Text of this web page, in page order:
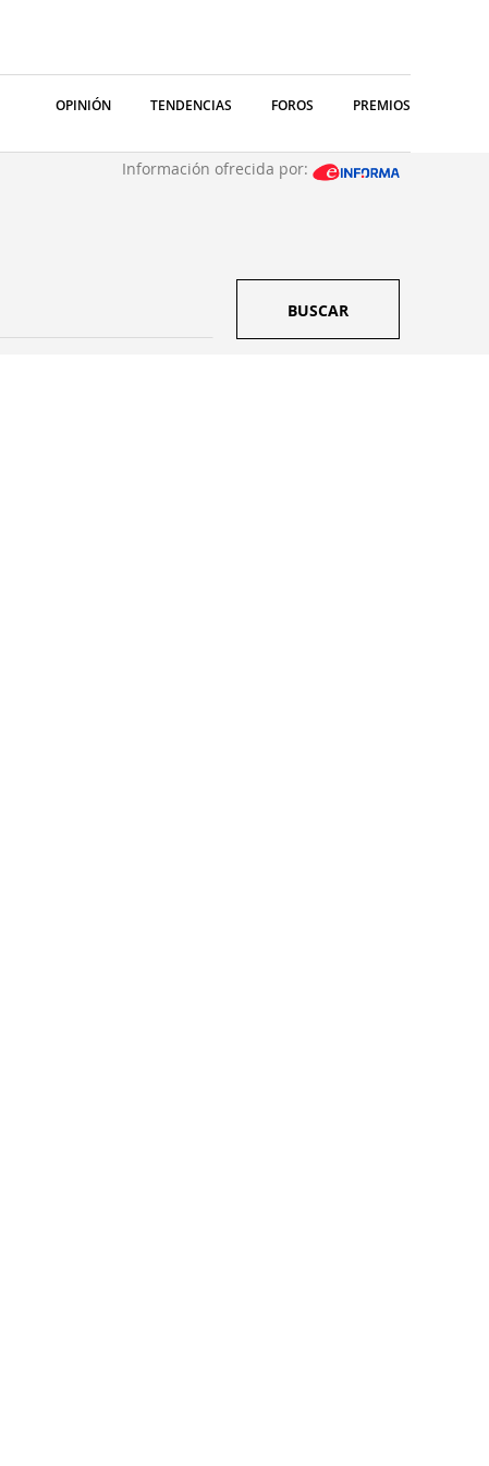
OPINIÓN TENDENCIAS FOROS PREMIOS
Información ofrecida por:
BUSCAR